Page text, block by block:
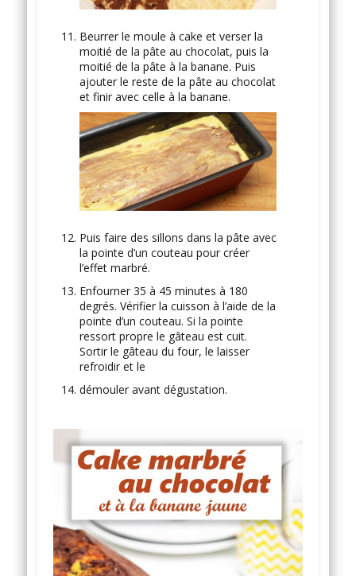
Beurrer le moule à cake et verser la
moitié de la pâte au chocolat, puis la
moitié de la pâte à la banane. Puis
ajouter le reste de la pâte au chocolat
et finir avec celle à la banane.
Puis faire des sillons dans la pâte avec
la pointe d’un couteau pour créer
l’effet marbré.
Enfourner 35 à 45 minutes à 180
degrés. Vérifier la cuisson à l’aide de la
pointe d’un couteau. Si la pointe
ressort propre le gâteau est cuit.
Sortir le gâteau du four, le laisser
refroidir et le
démouler avant dégustation.